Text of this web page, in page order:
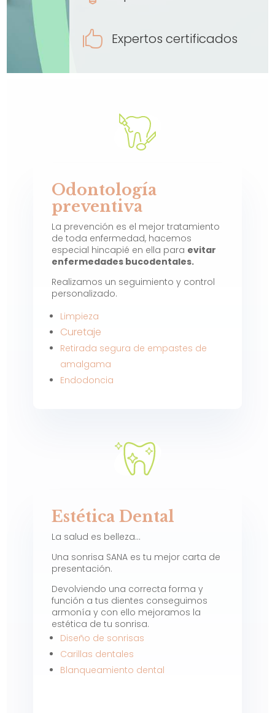
 Expertos certificados
Odontología
preventiva
La prevención es el mejor tratamiento
de toda enfermedad, hacemos
especial hincapié en ella para evitar
enfermedades bucodentales.
Realizamos un seguimiento y control
personalizado.
Limpieza
Curetaje
Retirada segura de empastes de
amalgama
Endodoncia
Estética Dental
La salud es belleza…
Una sonrisa SANA es tu mejor carta de
presentación.
Devolviendo una correcta forma y
función a tus dientes conseguimos
armonía y con ello mejoramos la
estética de tu sonrisa.
Diseño de sonrisas
Carillas dentales
Blanqueamiento dental